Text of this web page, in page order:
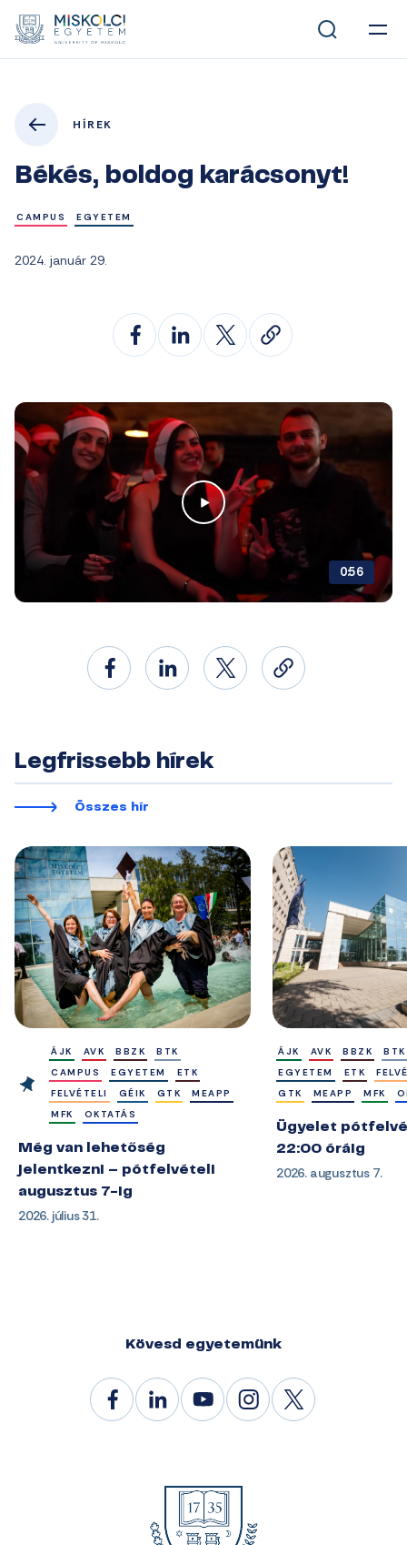
HÍREK
Békés, boldog karácsonyt!
CAMPUS EGYETEM
2024. január 29.
0:56
Legfrissebb hírek
Összes hír
ÁJK AVK BBZK
BTK
CAMPUS
EGYETEM
ETK
FELVÉTELI
GÉIK GTK
MEAPP
MFK
OKTATÁS
Még van lehetőség
jelentkezni – pótfelvételi
augusztus 7-ig
2026. július 31.
ÁJK AVK BBZK
BTK
EGYETEM
ETK
GTK
MEAPP MFK
Ügyelet
22:00 óráig
2026. augusztus 7.
Kövesd egyetemünk